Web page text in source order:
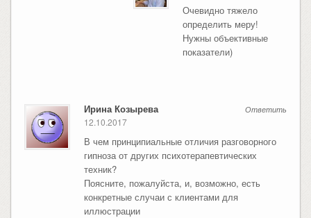
Очевидно тяжело
определить меру!
Нужны объективные
показатели)
Ответить
Ирина Козырева
12.10.2017
В чем принципиальные отличия разговорного
гипноза от других психотерапевтических
техник?
Поясните, пожалуйста, и, возможно, есть
конкретные случаи с клиентами для
иллюстрации